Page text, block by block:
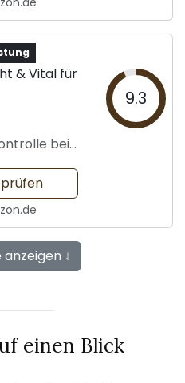
& Vital für
bei
9.3
↓
einen Blick